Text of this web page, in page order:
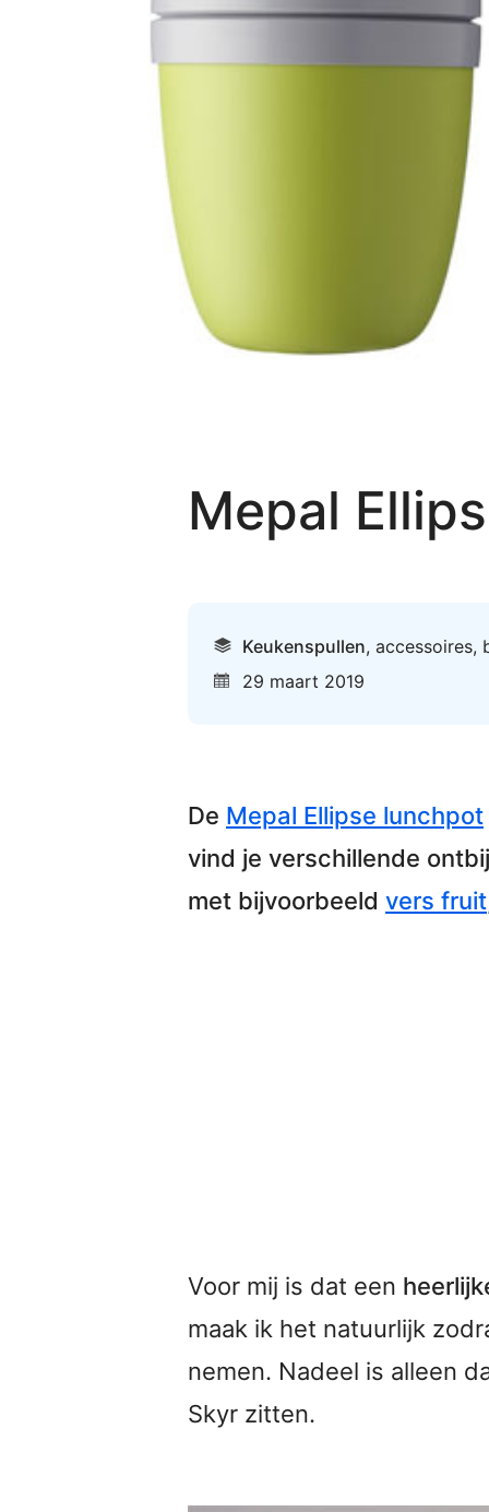
Mepal
Keukenspullen, accessoires,
29 maart 2019
De Mepal Ellipse lunchpot
vind je verschillende
met bijvoorbeeld vers fruit
Voor mij is dat een
maak ik het natuurlijk
nemen. Nadeel is alleen
Skyr zitten.